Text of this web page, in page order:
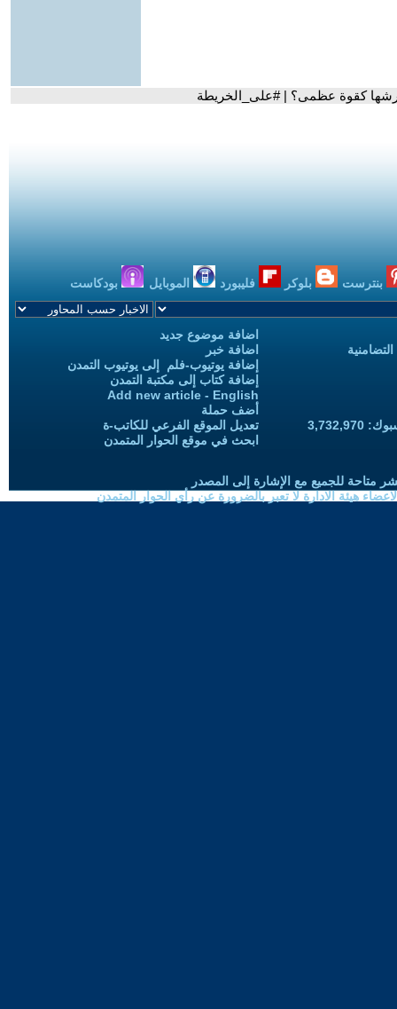
كقوة عظمى؟ | #على_الخريطة
بنترست بلوكر فليبورد الموبايل بودكاست
اضافة موضوع جديد
اضافة خبر
إضافة يوتيوب-فلم إلى يوتيوب التمدن
إضافة كتاب إلى مكتبة التمدن
Add new article - English
أضف حملة
تعديل الموقع الفرعي للكاتب-ة
ابحث في موقع الحوار المتمدن
متاحة للجميع مع الإشارة إلى المصدر
هيئة الادارة لا تعبر بالضرورة عن رأي الحوار المتمدن